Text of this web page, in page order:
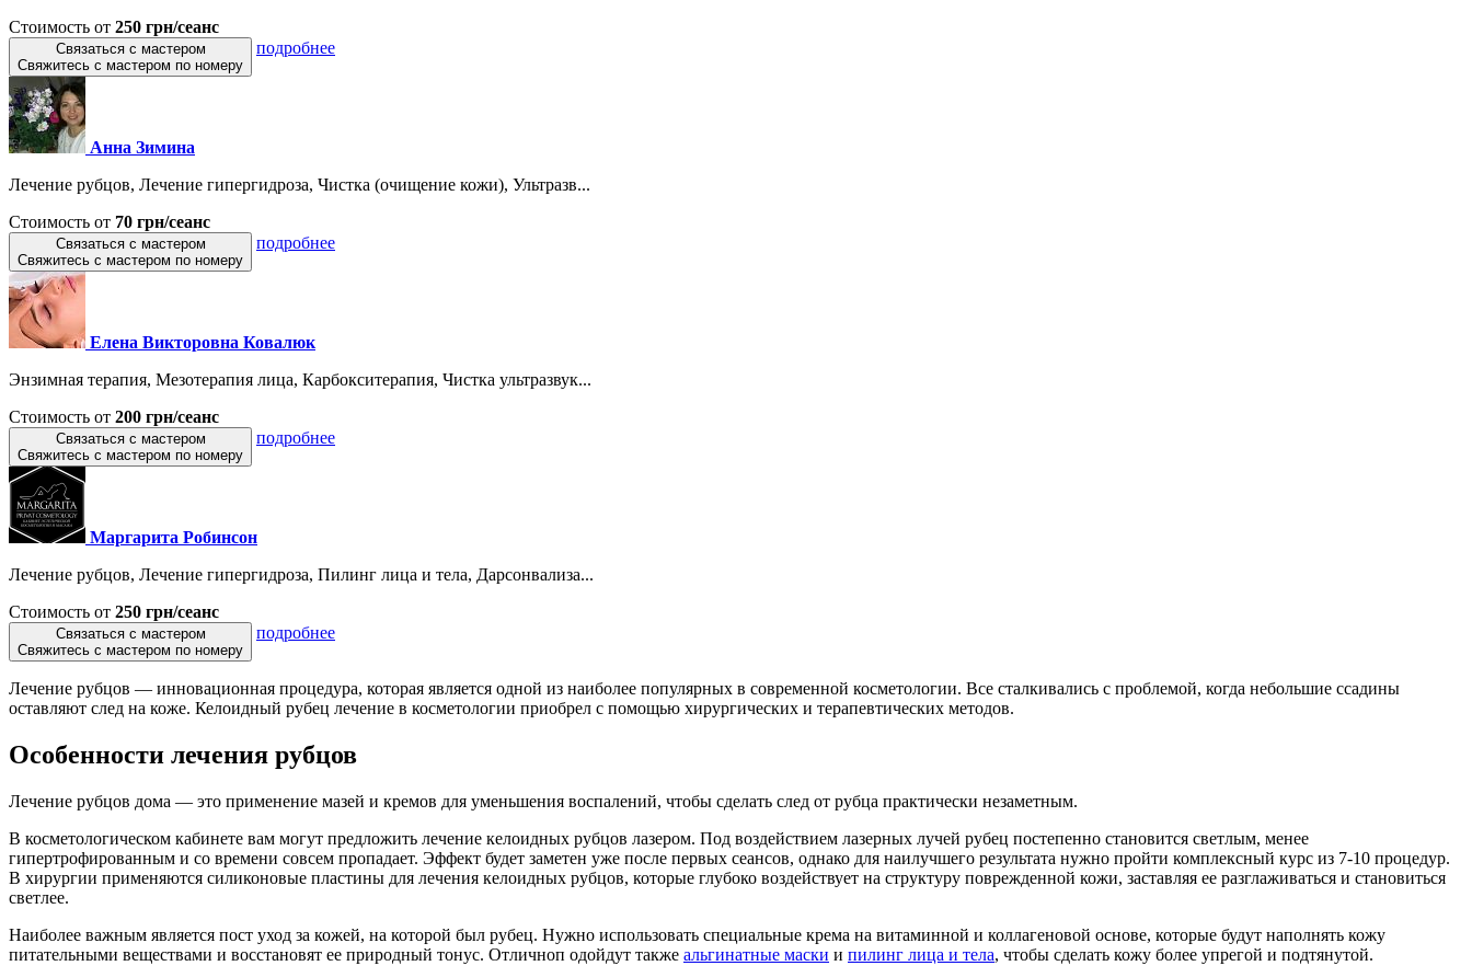
Стоимость от 250 грн/сеанс
Связаться с мастером
Свяжитесь с мастером по номеру
подробнее
Анна Зимина
Лечение рубцов, Лечение гипергидроза, Чистка (очищение кожи), Ультразв...
Стоимость от 70 грн/сеанс
Связаться с мастером
Свяжитесь с мастером по номеру
подробнее
Елена Викторовна Ковалюк
Энзимная терапия, Мезотерапия лица, Карбокситерапия, Чистка ультразвук...
Стоимость от 200 грн/сеанс
Связаться с мастером
Свяжитесь с мастером по номеру
подробнее
Маргарита Робинсон
Лечение рубцов, Лечение гипергидроза, Пилинг лица и тела, Дарсонвализа...
Стоимость от 250 грн/сеанс
Связаться с мастером
Свяжитесь с мастером по номеру
подробнее
Лечение рубцов — инновационная процедура, которая является одной из наиболее популярных в современной косметологии. Все сталкивались с проблемой, когда небольшие ссадины
оставляют след на коже. Келоидный рубец лечение в косметологии приобрел с помощью хирургических и терапевтических методов.
Особенности лечения рубцов
Лечение рубцов дома — это применение мазей и кремов для уменьшения воспалений, чтобы сделать след от рубца практически незаметным.
В косметологическом кабинете вам могут предложить лечение келоидных рубцов лазером. Под воздействием лазерных лучей рубец постепенно становится светлым, менее
гипертрофированным и со времени совсем пропадает. Эффект будет заметен уже после первых сеансов, однако для наилучшего результата нужно пройти комплексный курс из 7-10 процедур.
В хирургии применяются силиконовые пластины для лечения келоидных рубцов, которые глубоко воздействует на структуру поврежденной кожи, заставляя ее разглаживаться и становиться
светлее.
Наиболее важным является пост уход за кожей, на которой был рубец. Нужно использовать специальные крема на витаминной и коллагеновой основе, которые будут наполнять кожу
питательными веществами и восстановят ее природный тонус. Отличноп одойдут также альгинатные маски и пилинг лица и тела, чтобы сделать кожу более упрегой и подтянутой.